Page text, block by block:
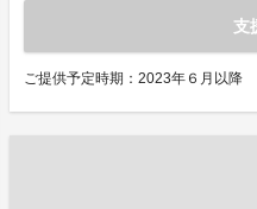
支
ご提供予定時期：2023年６月以降